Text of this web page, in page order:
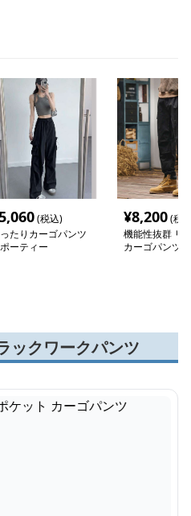
(税込)
たりカーゴパンツ
ーティー
¥8,200(税
機能性抜群 リ
カーゴパンツ
ックワークパンツ